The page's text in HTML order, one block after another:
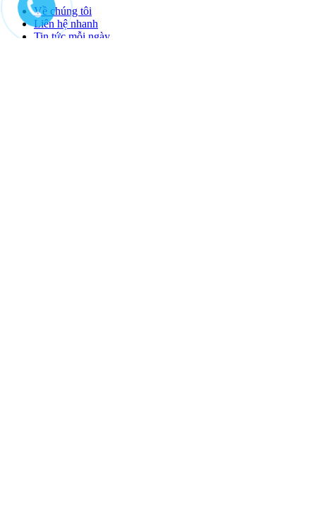
Về chúng tôi
Liên hệ nhanh
Tin tức mỗi ngày